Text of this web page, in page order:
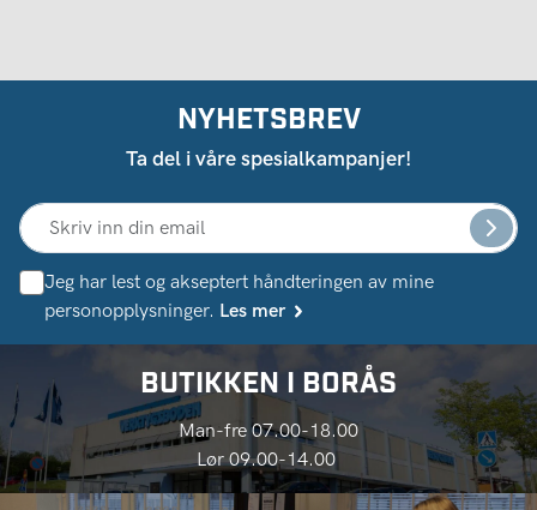
NYHETSBREV
Ta del i våre spesialkampanjer!
Jeg har lest og akseptert håndteringen av mine
personopplysninger. Les mer
BUTIKKEN I BORÅS
Man-fre 07.00-18.00
Lør 09.00-14.00